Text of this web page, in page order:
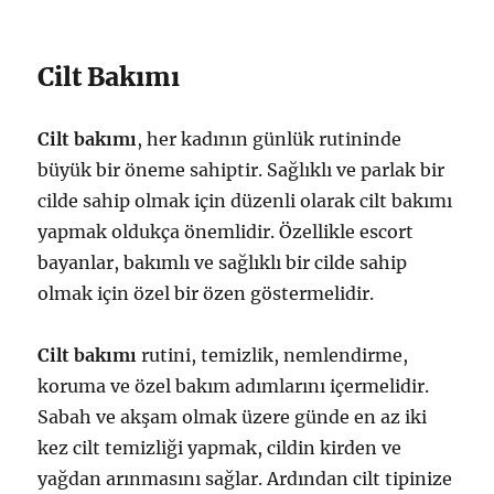
Cilt Bakımı
Cilt bakımı, her kadının günlük rutininde
büyük bir öneme sahiptir. Sağlıklı ve parlak bir
cilde sahip olmak için düzenli olarak cilt bakımı
yapmak oldukça önemlidir. Özellikle escort
bayanlar, bakımlı ve sağlıklı bir cilde sahip
olmak için özel bir özen göstermelidir.
Cilt bakımı rutini, temizlik, nemlendirme,
koruma ve özel bakım adımlarını içermelidir.
Sabah ve akşam olmak üzere günde en az iki
kez cilt temizliği yapmak, cildin kirden ve
yağdan arınmasını sağlar. Ardından cilt tipinize